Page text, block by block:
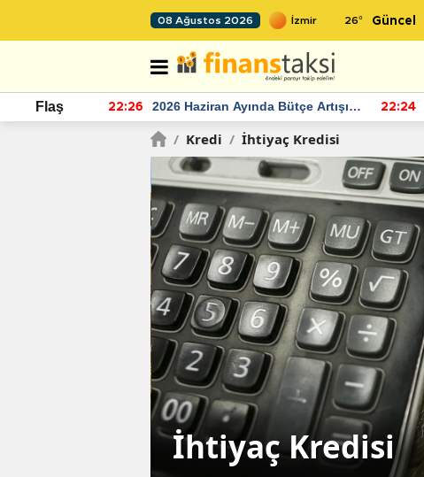
08 Ağustos 2026 26° Güncel
Flaş 22:26
2026 Haziran Ayında Bütçe Artışı
Yaşandı
22:24
/ Kredi / İhtiyaç Kredisi
İhtiyaç Kredisi